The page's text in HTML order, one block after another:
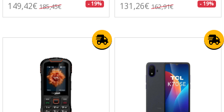
149,42€ 185,45€ - 19% 131,26€ 162,91€ - 19%